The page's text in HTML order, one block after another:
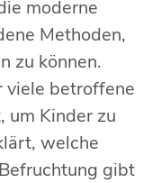
moderne
Methoden,
zu können.
viele betroffene
um Kinder zu
welche
gibt